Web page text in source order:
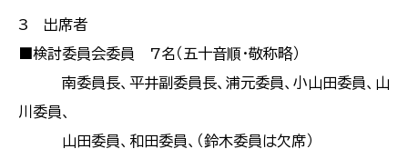
3 出席者
■検討委員会委員 7名（五十音順・敬称略）
南委員長、平井副委員長、浦元委員、小山田委員、山
川委員、
山田委員、和田委員、（鈴木委員は欠席）